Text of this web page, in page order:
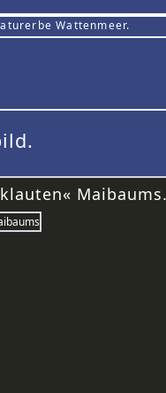
Wattenmeer.
Maibaums.